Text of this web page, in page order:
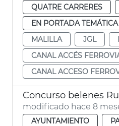
QUATRE CARRERES
EN PORTADA TEMÁTICA
MALILLA
JGL
CANAL ACCÉS
CANAL ACCESO
Concurso belenes
modificado hace 8
AYUNTAMIENTO